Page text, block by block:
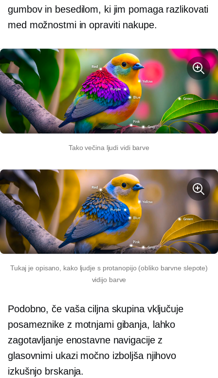
gumbov in besedilom, ki jim pomaga razlikovati
med možnostmi in opraviti nakupe.
Tako večina ljudi vidi barve
Tukaj je opisano, kako ljudje s protanopijo (obliko barvne slepote)
vidijo barve
Podobno, če vaša ciljna skupina vključuje
posameznike z motnjami gibanja, lahko
zagotavljanje enostavne navigacije z
glasovnimi ukazi močno izboljša njihovo
izkušnjo brskanja.